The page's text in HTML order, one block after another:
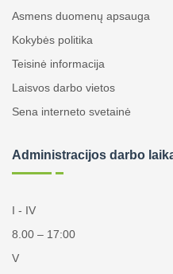
Asmens duomenų apsauga
Kokybės politika
Teisinė informacija
Laisvos darbo vietos
Sena interneto svetainė
Administracijos darbo
I - IV
8.00 – 17:00
V